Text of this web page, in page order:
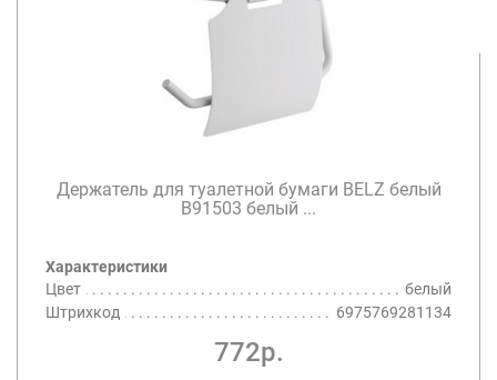
Держатель для туалетной бумаги BELZ белый
B91503 белый ...
Характеристики
Цвет
белый
Штрихкод
6975769281134
772р.